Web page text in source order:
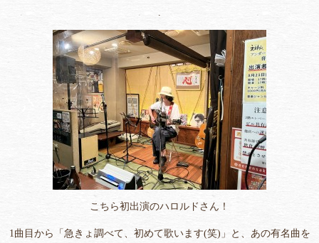
.
こちら初出演のハロルドさん！
1曲目から「急きょ調べて、初めて歌います(笑)」と、あの有名曲を